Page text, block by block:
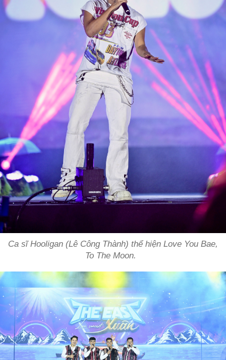
Ca sĩ Hooligan (Lê Công Thành) thể hiện Love You Bae,
To The Moon.